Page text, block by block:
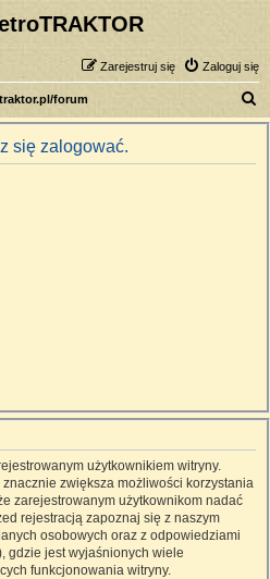
Zaloguj się
Zarejestruj się
forum
z
się zalogować.
użytkownikiem witryny.
zwiększa możliwości korzystania
zarejestrowanym użytkownikom nadać
rejestracją zapoznaj się z naszym
osobowych oraz z odpowiedziami
gdzie jest wyjaśnionych wiele
funkcjonowania witryny.